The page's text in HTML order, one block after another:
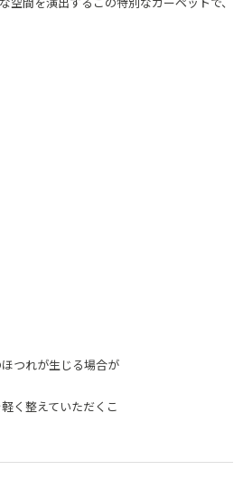
つれが生じる場合が
く整えていただくこ